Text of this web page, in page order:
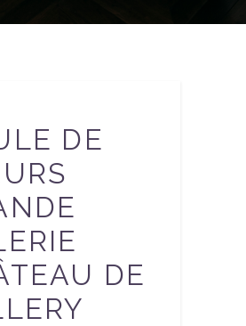
DE
DE